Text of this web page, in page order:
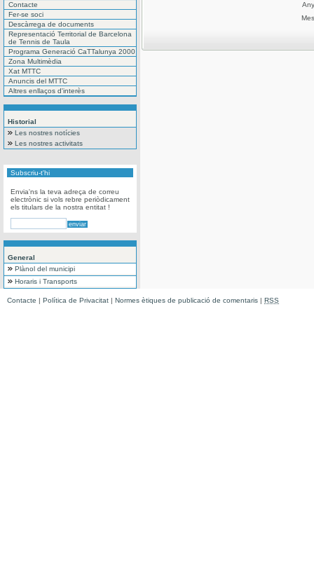
Contacte
Fer-se soci
Descàrrega de documents
Representació Territorial de Barcelona
de Tennis de Taula
Programa Generació CaTTalunya 2000
Zona Multimèdia
Xat MTTC
Anuncis del MTTC
Altres enllaços d'interès
Historial
Les nostres notícies
Les nostres activitats
Subscriu-t'hi
Envia'ns la teva adreça de correu
electrònic si vols rebre periòdicament
els titulars de la nostra entitat !
General
Plànol del municipi
Horaris i Transports
Any
Mes
Contacte | Política de Privacitat | Normes ètiques de publicació de comentaris | RSS